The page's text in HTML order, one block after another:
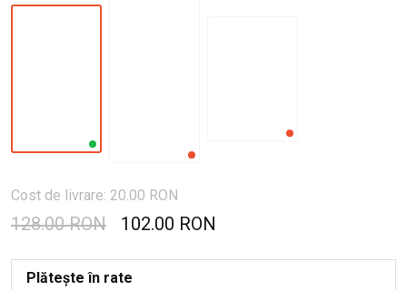
Cost de livrare: 20.00 RON
128.00 RON 102.00 RON
Plătește în rate